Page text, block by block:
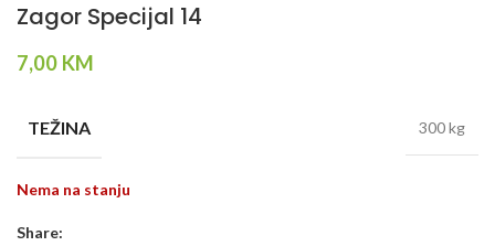
Zagor Specijal 14
7,00 KM
TEŽINA 300 kg
Nema na stanju
Share: